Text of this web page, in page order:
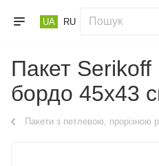
UA RU
Пакет Serikoff
бордо 45х43
Пакети з петлевою, прорізною